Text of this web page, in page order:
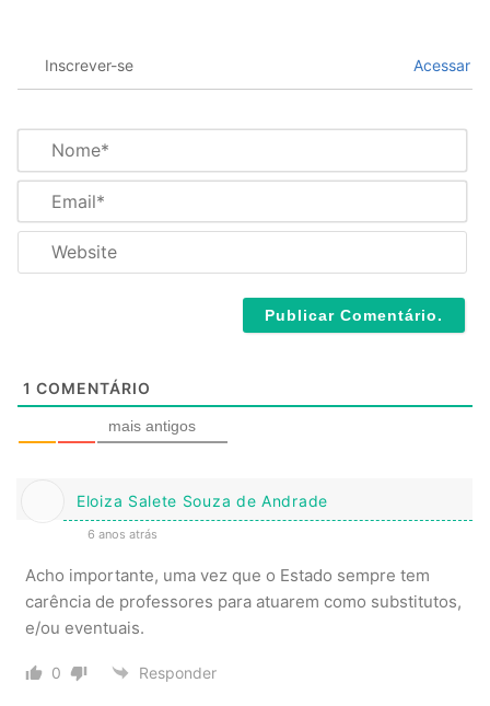
Inscrever-se Acessar
m
*a
l
1 COMENTÁRIO
mais antigos
Eloiza Salete Souza de Andrade
6 anos atrás
Acho importante, uma vez que o Estado sempre tem
carência de professores para atuarem como substitutos,
e/ou eventuais.
0 Responder